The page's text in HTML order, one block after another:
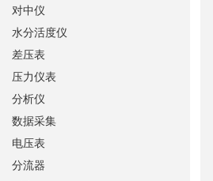
对中仪
水分活度仪
差压表
压力仪表
分析仪
数据采集
电压表
分流器